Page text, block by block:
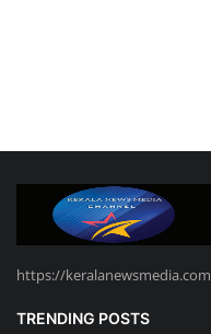
https://keralanewsmedia.com
TRENDING POSTS